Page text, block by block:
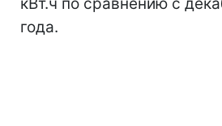
года.